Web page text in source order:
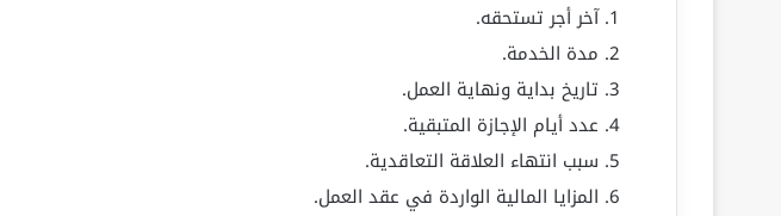
آخر أجر تستحقه.
مدة الخدمة.
تاريخ بداية ونهاية العمل.
عدد أيام الإجازة المتبقية.
سبب انتهاء العلاقة التعاقدية.
المزايا المالية الواردة في عقد العمل.